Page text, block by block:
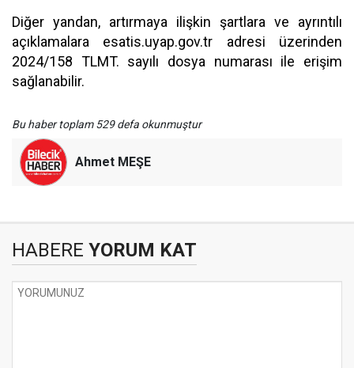
Diğer yandan, artırmaya ilişkin şartlara ve ayrıntılı
açıklamalara esatis.uyap.gov.tr adresi üzerinden
2024/158 TLMT. sayılı dosya numarası ile erişim
sağlanabilir.
Bu haber toplam 529 defa okunmuştur
Ahmet MEŞE
HABERE YORUM KAT